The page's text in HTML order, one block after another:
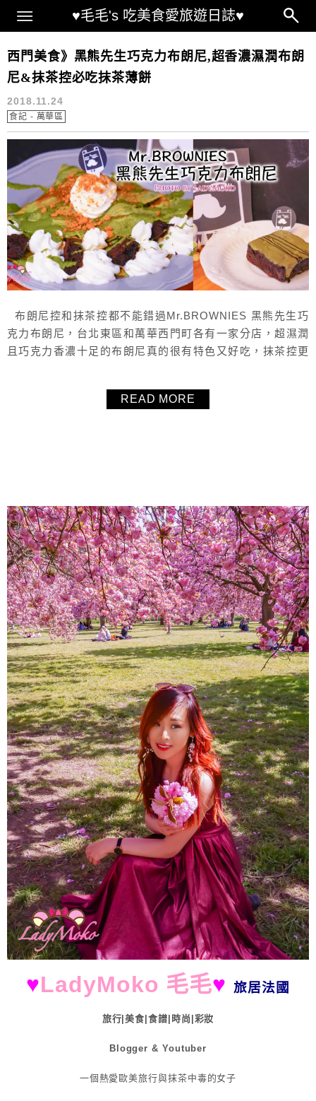
♥毛毛's 吃美食愛旅遊日誌♥
Main Menu
Mr.BROWNIES
西門美食》黑熊先生巧克力布朗尼,超香濃濕潤布朗
尼&抹茶控必吃抹茶薄餅
2018.11.24
食記 - 萬華區
布朗尼控和抹茶控都不能錯過Mr.BROWNIES 黑熊先生巧
克力布朗尼，台北東區和萬華西門町各有一家分店，超濕潤
且巧克力香濃十足的布朗尼真的很有特色又好吃，抹茶控更
黑熊先生的抹茶牛奶，台北美食甜點下午茶推薦。
READ MORE
About
♥LadyMoko 毛毛♥ 旅居法國
旅行|美食|食譜|時尚|彩妝
Blogger & Youtuber
一個熱愛歐美旅行與抹茶中毒的女子